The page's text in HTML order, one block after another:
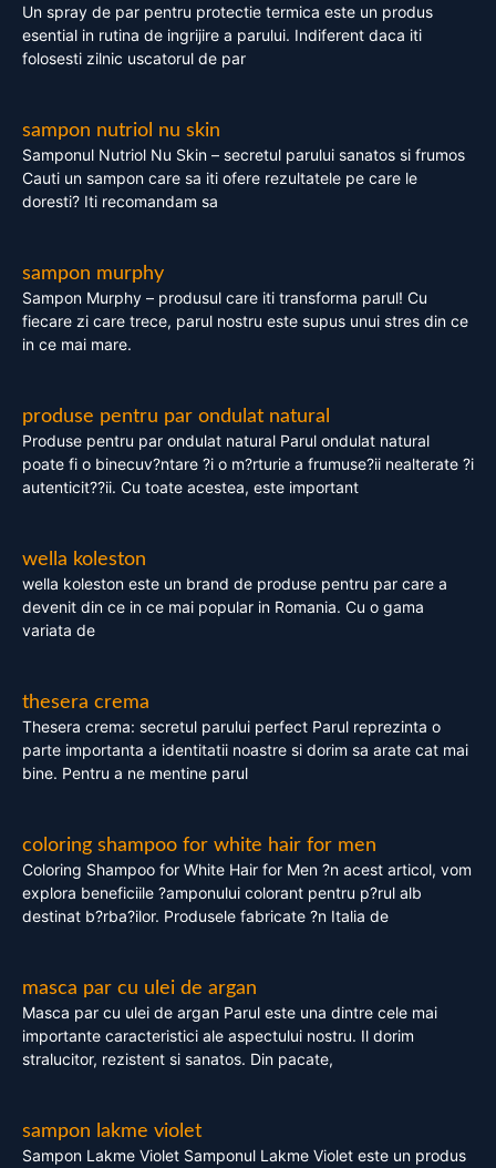
Un spray de par pentru protectie termica este un produs
esential in rutina de ingrijire a parului. Indiferent daca iti
folosesti zilnic uscatorul de par
sampon nutriol nu skin
Samponul Nutriol Nu Skin – secretul parului sanatos si frumos
Cauti un sampon care sa iti ofere rezultatele pe care le
doresti? Iti recomandam sa
sampon murphy
Sampon Murphy – produsul care iti transforma parul! Cu
fiecare zi care trece, parul nostru este supus unui stres din ce
in ce mai mare.
produse pentru par ondulat natural
Produse pentru par ondulat natural Parul ondulat natural
poate fi o binecuv?ntare ?i o m?rturie a frumuse?ii nealterate ?i
autenticit??ii. Cu toate acestea, este important
wella koleston
wella koleston este un brand de produse pentru par care a
devenit din ce in ce mai popular in Romania. Cu o gama
variata de
thesera crema
Thesera crema: secretul parului perfect Parul reprezinta o
parte importanta a identitatii noastre si dorim sa arate cat mai
bine. Pentru a ne mentine parul
coloring shampoo for white hair for men
Coloring Shampoo for White Hair for Men ?n acest articol, vom
explora beneficiile ?amponului colorant pentru p?rul alb
destinat b?rba?ilor. Produsele fabricate ?n Italia de
masca par cu ulei de argan
Masca par cu ulei de argan Parul este una dintre cele mai
importante caracteristici ale aspectului nostru. Il dorim
stralucitor, rezistent si sanatos. Din pacate,
sampon lakme violet
Sampon Lakme Violet Samponul Lakme Violet este un produs